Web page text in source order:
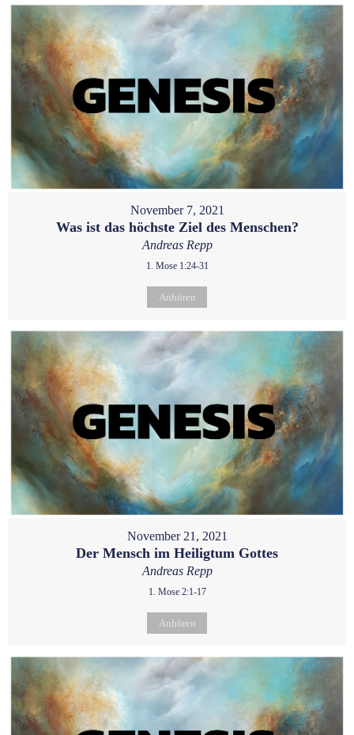
November 7, 2021
Was ist das höchste Ziel des Menschen?
Andreas Repp
1. Mose 1:24-31
Anhören
November 21, 2021
Der Mensch im Heiligtum Gottes
Andreas Repp
1. Mose 2:1-17
Anhören